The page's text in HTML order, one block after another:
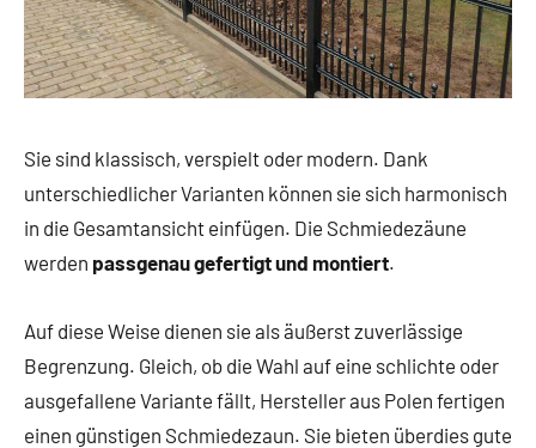
Sie sind klassisch, verspielt oder modern. Dank
unterschiedlicher Varianten können sie sich harmonisch
in die Gesamtansicht einfügen. Die Schmiedezäune
werden passgenau gefertigt und montiert.
Auf diese Weise dienen sie als äußerst zuverlässige
Begrenzung. Gleich, ob die Wahl auf eine schlichte oder
ausgefallene Variante fällt, Hersteller aus Polen fertigen
einen günstigen Schmiedezaun. Sie bieten überdies gute